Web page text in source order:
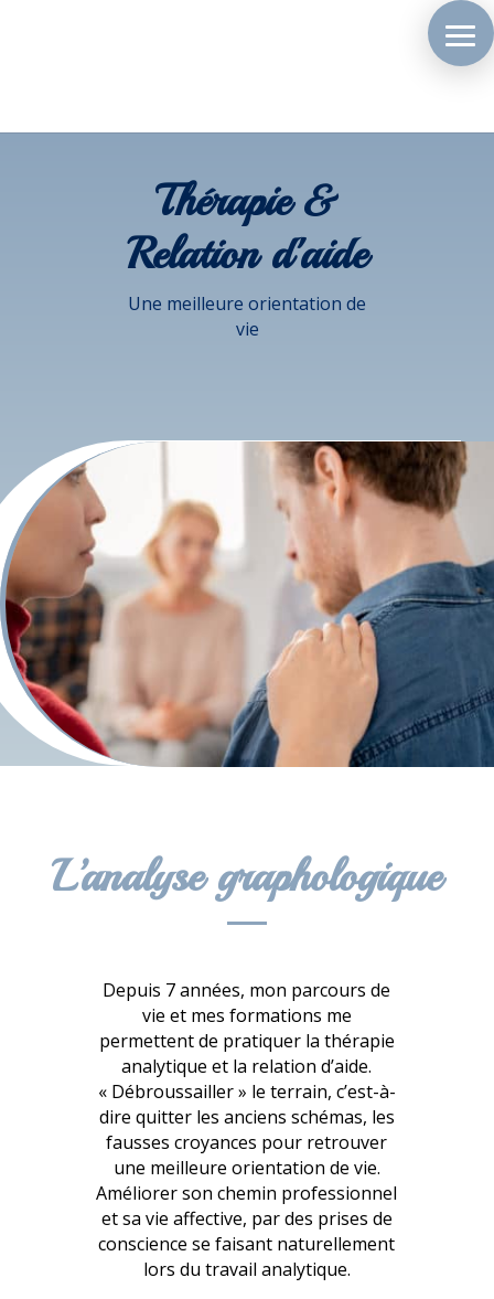
Thérapie &
Relation d'aide
Une meilleure orientation de
vie
L’analyse graphologique
Depuis 7 années, mon parcours de
vie et mes formations me
permettent de pratiquer la thérapie
analytique et la relation d’aide.
« Débroussailler » le terrain, c’est-à-
dire quitter les anciens schémas, les
fausses croyances pour retrouver
une meilleure orientation de vie.
Améliorer son chemin professionnel
et sa vie affective, par des prises de
conscience se faisant naturellement
lors du travail analytique.